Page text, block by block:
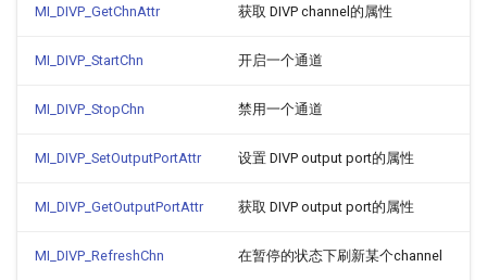
5.2. echo
MI_DIVP_GetChnAttr 获取 DIVP channel的属性
MI_DIVP_StartChn 开启一个通道
MI_DIVP_StopChn 禁用一个通道
MI_DIVP_SetOutputPortAttr 设置 DIVP output port的属性
MI_DIVP_GetOutputPortAttr 获取 DIVP output port的属性
MI_DIVP_RefreshChn 在暂停的状态下刷新某个channel